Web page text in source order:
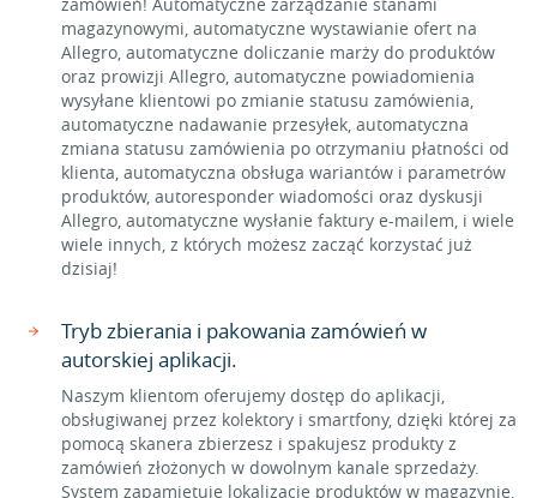
magazynowymi, automatyczne wystawianie ofert na
Allegro, automatyczne doliczanie marży do produktów
oraz prowizji Allegro, automatyczne powiadomienia
wysyłane klientowi po zmianie statusu zamówienia,
automatyczne nadawanie przesyłek, automatyczna
zmiana statusu zamówienia po otrzymaniu płatności od
klienta, automatyczna obsługa wariantów i parametrów
produktów, autoresponder wiadomości oraz dyskusji
Allegro, automatyczne wysłanie faktury e-mailem, i wiele
wiele innych, z których możesz zacząć korzystać już
dzisiaj!
Tryb zbierania i pakowania zamówień w
autorskiej aplikacji.
Naszym klientom oferujemy dostęp do aplikacji,
obsługiwanej przez kolektory i smartfony, dzięki której za
pomocą skanera zbierzesz i spakujesz produkty z
zamówień złożonych w dowolnym kanale sprzedaży.
System zapamiętuje lokalizacje produktów w magazynie,